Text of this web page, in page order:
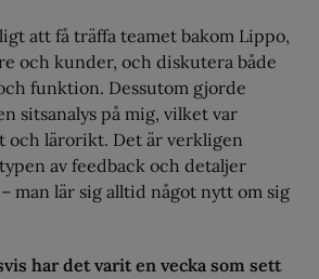
att få träffa teamet bakom Lippo,
och kunder, och diskutera både
funktion. Dessutom gjorde
sitsanalys på mig, vilket var
och lärorikt. Det är verkligen
av feedback och detaljer
man lär sig alltid något nytt om sig
har det varit en vecka som sett